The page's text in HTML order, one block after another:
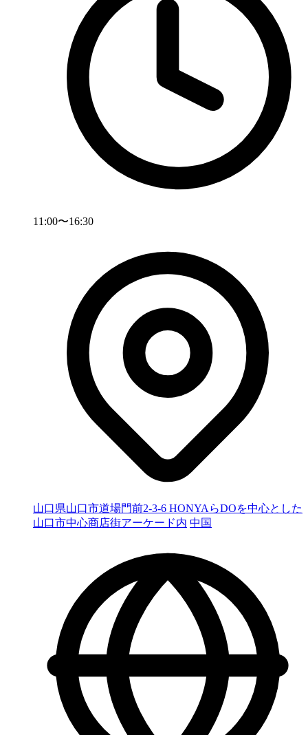
11:00〜16:30
山口県山口市道場門前2-3-6 HONYAらDOを中心とした
山口市中心商店街アーケード内 中国